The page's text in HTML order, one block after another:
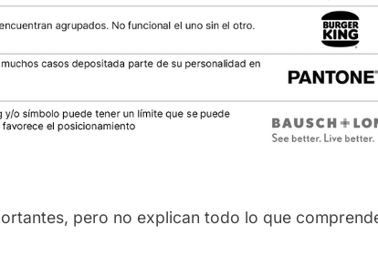
pero no explican todo lo que